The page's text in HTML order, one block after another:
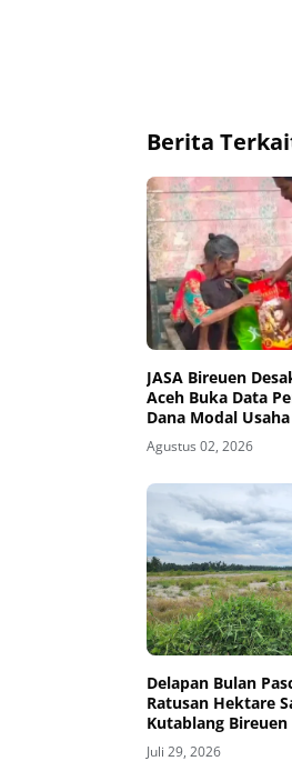
Berita
JASA Bireuen
Aceh Buka Data
Dana Modal
Publik
Agustus 02, 2026
Delapan Bulan
Ratusan Hektare
Kutablang Bireuen
Tertimbun Tanah
Juli 29, 2026